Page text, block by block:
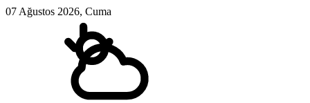
07 Ağustos 2026, Cuma